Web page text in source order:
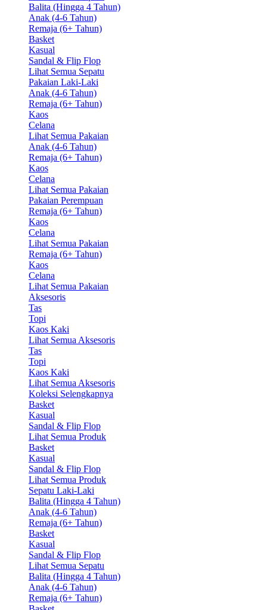
Balita (Hingga 4 Tahun)
Anak (4-6 Tahun)
Remaja (6+ Tahun)
Basket
Kasual
Sandal & Flip Flop
Lihat Semua Sepatu
Pakaian Laki-Laki
Anak (4-6 Tahun)
Remaja (6+ Tahun)
Kaos
Celana
Lihat Semua Pakaian
Anak (4-6 Tahun)
Remaja (6+ Tahun)
Kaos
Celana
Lihat Semua Pakaian
Pakaian Perempuan
Remaja (6+ Tahun)
Kaos
Celana
Lihat Semua Pakaian
Remaja (6+ Tahun)
Kaos
Celana
Lihat Semua Pakaian
Aksesoris
Tas
Topi
Kaos Kaki
Lihat Semua Aksesoris
Tas
Topi
Kaos Kaki
Lihat Semua Aksesoris
Koleksi Selengkapnya
Basket
Kasual
Sandal & Flip Flop
Lihat Semua Produk
Basket
Kasual
Sandal & Flip Flop
Lihat Semua Produk
Sepatu Laki-Laki
Balita (Hingga 4 Tahun)
Anak (4-6 Tahun)
Remaja (6+ Tahun)
Basket
Kasual
Sandal & Flip Flop
Lihat Semua Sepatu
Balita (Hingga 4 Tahun)
Anak (4-6 Tahun)
Remaja (6+ Tahun)